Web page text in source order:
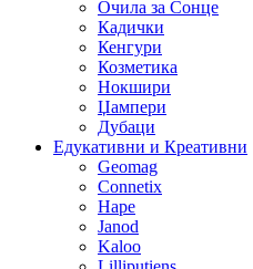
Очила за Сонце
Кадички
Кенгури
Козметика
Нокшири
Џампери
Дубаци
Едукативни и Креативни
Geomag
Connetix
Hape
Janod
Kaloo